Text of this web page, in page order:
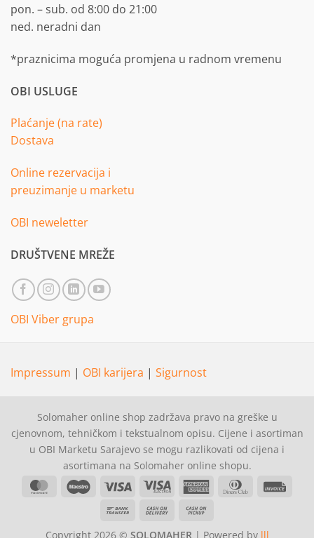
pon. – sub. od 8:00 do 21:00
ned. neradni dan
*praznicima moguća promjena u radnom vremenu
OBI USLUGE
Plaćanje (na rate)
Dostava
Online rezervacija i
preuzimanje u marketu
OBI neweletter
DRUŠTVENE MREŽE
OBI Viber grupa
Impressum | OBI karijera | Sigurnost
Solomaher online shop zadržava pravo na greške u
cjenovnom, tehničkom i tekstualnom opisu. Cijene i asortiman
u OBI Marketu Sarajevo se mogu razlikovati od cijena i
asortimana na Solomaher online shopu.
MasterCardMaestro Visa
Visa
American Dinners
Bank
Cash
Copyright 2026 © SOLOMAHER | Powered by lll